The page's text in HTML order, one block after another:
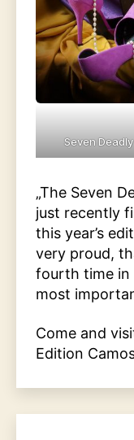
Seven
„The Seven
just recently
this year’s
very proud,
fourth time in
most
Come and
Edition